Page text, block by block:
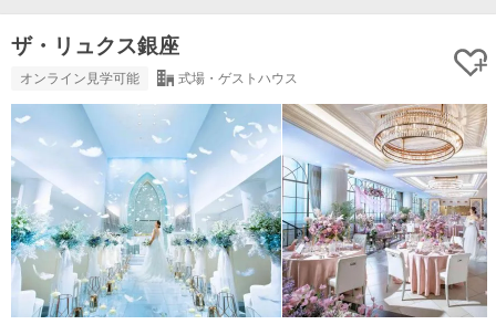
ザ・リュクス銀座
オンライン見学可能 式場・ゲストハウス